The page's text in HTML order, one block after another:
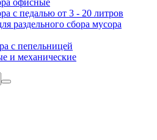
офисные
с педалью от 3 - 20 литров
раздельного сбора мусора
с пепельницей
и механические